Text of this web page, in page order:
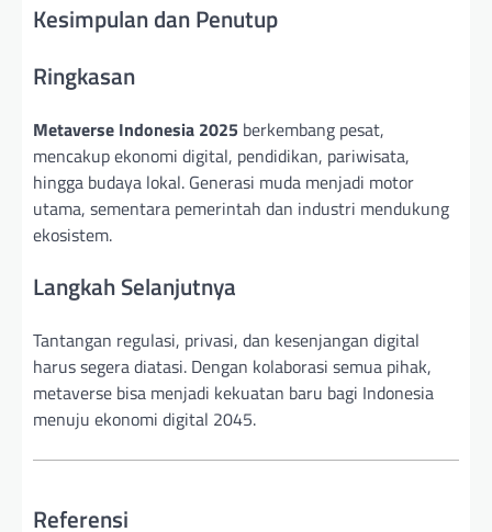
Kesimpulan dan Penutup
Ringkasan
Metaverse Indonesia 2025 berkembang pesat,
mencakup ekonomi digital, pendidikan, pariwisata,
hingga budaya lokal. Generasi muda menjadi motor
utama, sementara pemerintah dan industri mendukung
ekosistem.
Langkah Selanjutnya
Tantangan regulasi, privasi, dan kesenjangan digital
harus segera diatasi. Dengan kolaborasi semua pihak,
metaverse bisa menjadi kekuatan baru bagi Indonesia
menuju ekonomi digital 2045.
Referensi